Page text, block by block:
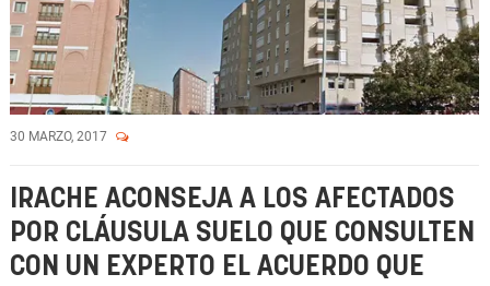
30 MARZO, 2017
IRACHE ACONSEJA A LOS AFECTADOS
POR CLÁUSULA SUELO QUE CONSULTEN
CON UN EXPERTO EL ACUERDO QUE